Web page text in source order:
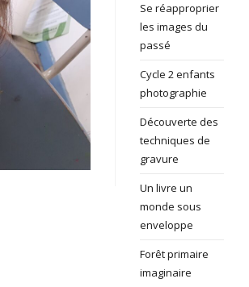
Se réapproprier
les images du
passé
Cycle 2 enfants
photographie
Découverte des
techniques de
gravure
Un livre un
monde sous
enveloppe
Forêt primaire
imaginaire